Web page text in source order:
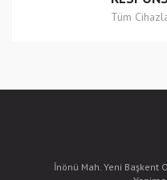
Tüm
İnönü Mah. Yeni Başkent